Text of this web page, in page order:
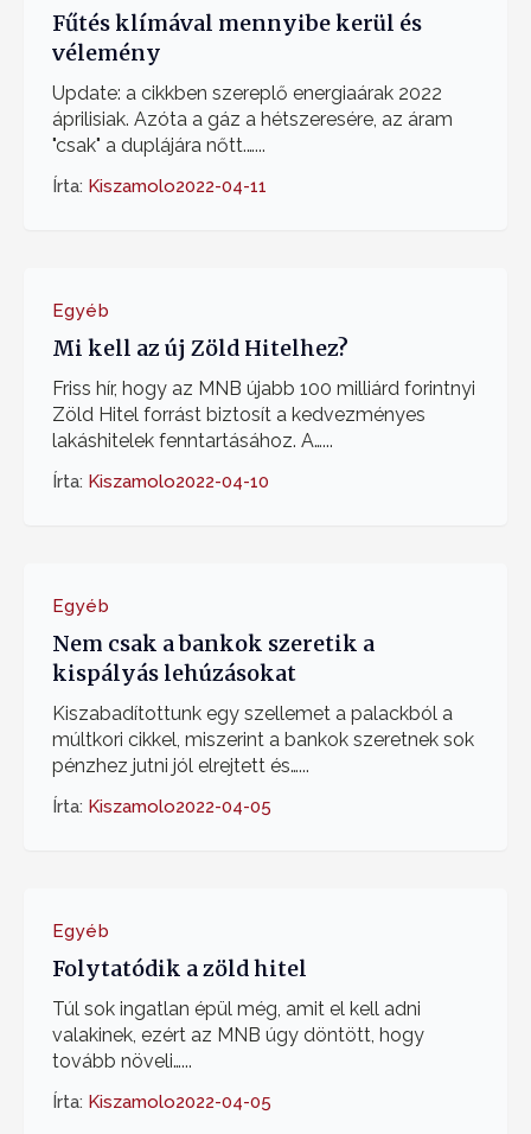
Fűtés klímával mennyibe kerül és
vélemény
Update: a cikkben szereplő energiaárak 2022
áprilisiak. Azóta a gáz a hétszeresére, az áram
"csak" a duplájára nőtt.…...
Írta: Kiszamolo2022-04-11
Egyéb
Mi kell az új Zöld Hitelhez?
Friss hír, hogy az MNB újabb 100 milliárd forintnyi
Zöld Hitel forrást biztosít a kedvezményes
lakáshitelek fenntartásához. A…...
Írta: Kiszamolo2022-04-10
Egyéb
Nem csak a bankok szeretik a
kispályás lehúzásokat
Kiszabadítottunk egy szellemet a palackból a
múltkori cikkel, miszerint a bankok szeretnek sok
pénzhez jutni jól elrejtett és…...
Írta: Kiszamolo2022-04-05
Egyéb
Folytatódik a zöld hitel
Túl sok ingatlan épül még, amit el kell adni
valakinek, ezért az MNB úgy döntött, hogy
tovább növeli…...
Írta: Kiszamolo2022-04-05